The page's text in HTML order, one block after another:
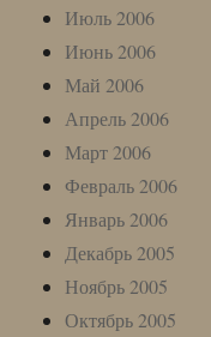
Июль 2006
Июнь 2006
Май 2006
Апрель 2006
Март 2006
Февраль 2006
Январь 2006
Декабрь 2005
Ноябрь 2005
Октябрь 2005